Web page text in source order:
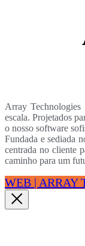
Array Technologies
escala. Projetados
o nosso software
Fundada e sediada
centrada no cliente
caminho para um
WEB | ARRAY